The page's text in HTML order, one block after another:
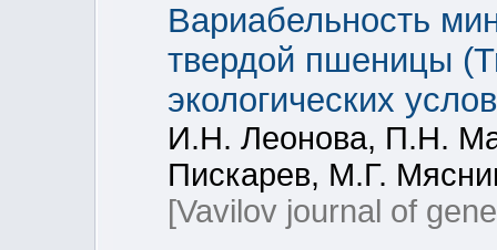
Вариабельность
твердой пшеницы
экологических
И.Н. Леонова, П.Н.
Пискарев, М.Г.
[Vavilov journal of